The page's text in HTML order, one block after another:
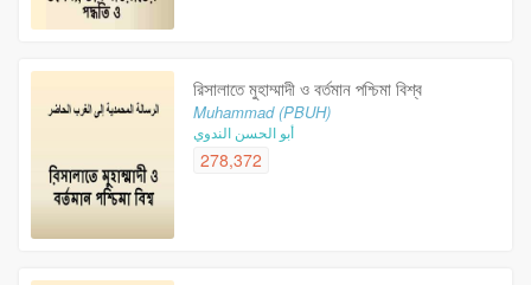
রিসালাতে মুহাম্মাদী ও বর্তমান পশ্চিমা বিশ্ব
Muhammad (PBUH)
أبو الحسن الندوي
278,372